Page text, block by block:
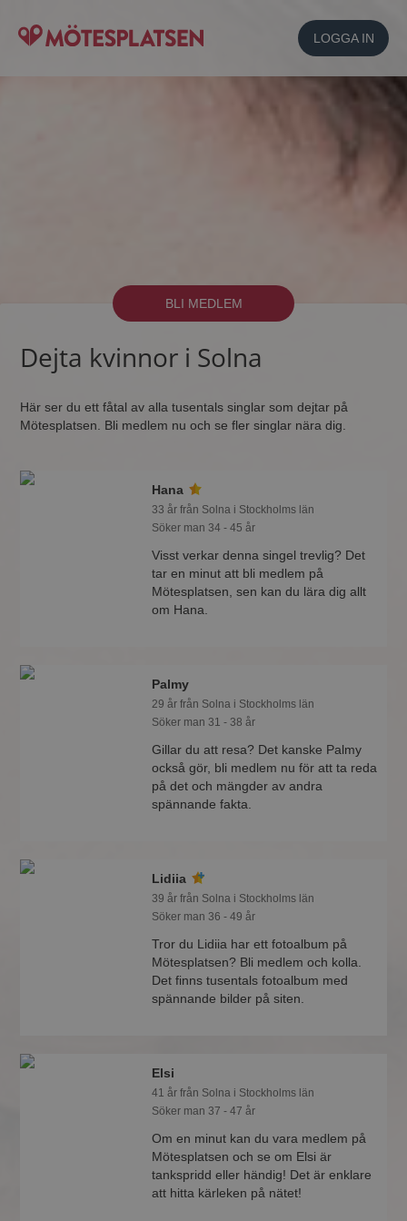
LOGGA IN
BLI MEDLEM
Dejta kvinnor i Solna
Här ser du ett fåtal av alla tusentals singlar som dejtar på
Mötesplatsen. Bli medlem nu och se fler singlar nära dig.
Hana
33 år från Solna i Stockholms län
Söker man 34 - 45 år
Visst verkar denna singel trevlig? Det
tar en minut att bli medlem på
Mötesplatsen, sen kan du lära dig allt
om Hana.
Palmy
29 år från Solna i Stockholms län
Söker man 31 - 38 år
Gillar du att resa? Det kanske Palmy
också gör, bli medlem nu för att ta reda
på det och mängder av andra
spännande fakta.
Lidiia
39 år från Solna i Stockholms län
Söker man 36 - 49 år
Tror du Lidiia har ett fotoalbum på
Mötesplatsen? Bli medlem och kolla.
Det finns tusentals fotoalbum med
spännande bilder på siten.
Elsi
41 år från Solna i Stockholms län
Söker man 37 - 47 år
Om en minut kan du vara medlem på
Mötesplatsen och se om Elsi är
tankspridd eller händig! Det är enklare
att hitta kärleken på nätet!